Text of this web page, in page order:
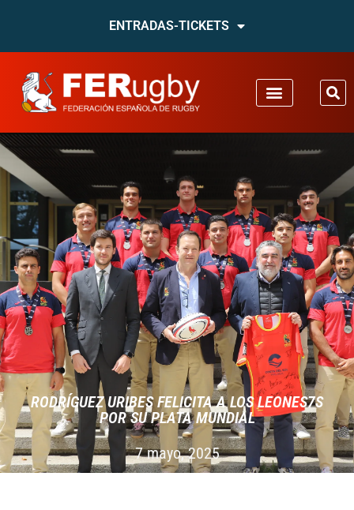
ENTRADAS-TICKETS
RODRÍGUEZ URIBES FELICITA A LOS LEONES7S
POR SU PLATA MUNDIAL
7 mayo, 2025